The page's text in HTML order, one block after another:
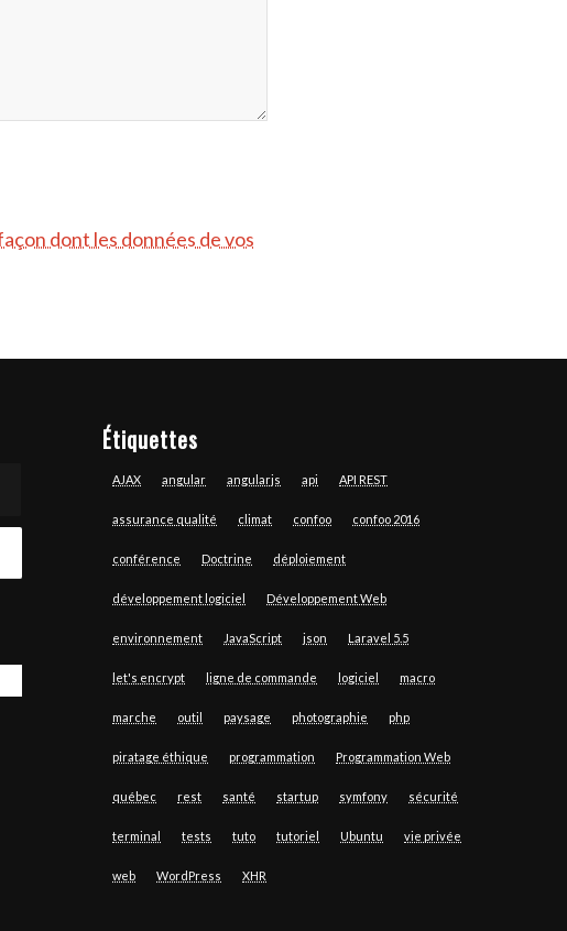
dont les données de vos
Étiquettes
AJAX angular angularjs api API REST
assurance qualité climat confoo confoo 2016
conférence Doctrine déploiement
développement logiciel Développement Web
environnement JavaScript json Laravel 5.5
let's encrypt ligne de commande logiciel macro
marche outil paysage photographie php
piratage éthique programmation Programmation Web
québec rest santé startup symfony sécurité
terminal tests tuto tutoriel Ubuntu vie privée
web WordPress XHR